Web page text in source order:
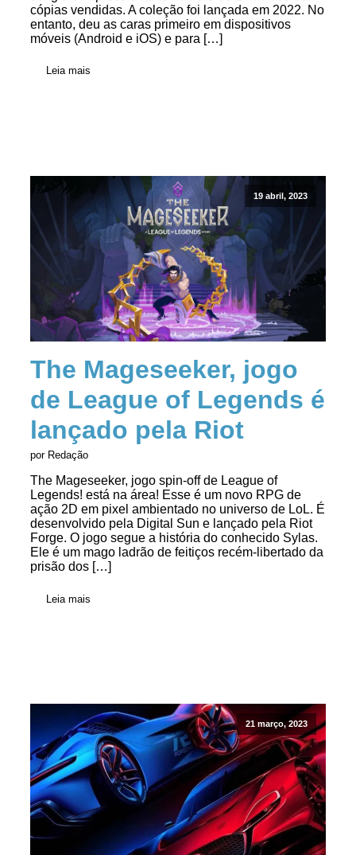
cópias vendidas. A coleção foi lançada em 2022. No
entanto, deu as caras primeiro em dispositivos
móveis (Android e iOS) e para […]
Leia mais
19 abril, 2023
The Mageseeker, jogo
de League of Legends é
lançado pela Riot
por Redação
The Mageseeker, jogo spin-off de League of
Legends! está na área! Esse é um novo RPG de
ação 2D em pixel ambientado no universo de LoL. É
desenvolvido pela Digital Sun e lançado pela Riot
Forge. O jogo segue a história do conhecido Sylas.
Ele é um mago ladrão de feitiços recém-libertado da
prisão dos […]
Leia mais
21 março, 2023